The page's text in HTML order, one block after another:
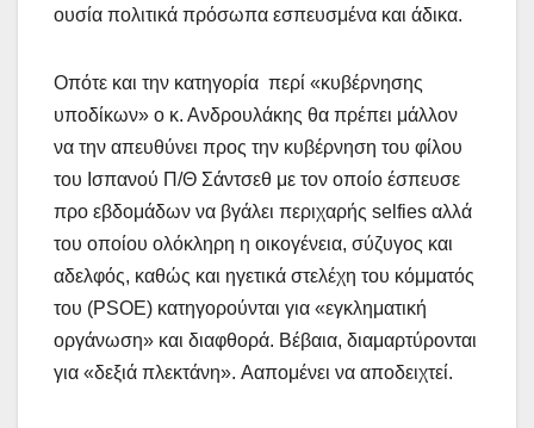
ουσία πολιτικά πρόσωπα εσπευσμένα και άδικα.
Οπότε και την κατηγορία περί «κυβέρνησης
υποδίκων» ο κ. Ανδρουλάκης θα πρέπει μάλλον
να την απευθύνει προς την κυβέρνηση του φίλου
του Ισπανού Π/Θ Σάντσεθ με τον οποίο έσπευσε
προ εβδομάδων να βγάλει περιχαρής selfies αλλά
του οποίου ολόκληρη η οικογένεια, σύζυγος και
αδελφός, καθώς και ηγετικά στελέχη του κόμματός
του (PSOE) κατηγορούνται για «εγκληματική
οργάνωση» και διαφθορά. Βέβαια, διαμαρτύρονται
για «δεξιά πλεκτάνη». Aαπομένει να αποδειχτεί.